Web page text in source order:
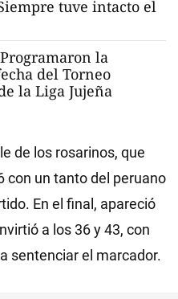
tuve intacto el
Programaron la
del Torneo
la Liga Jujeña
de los rosarinos, que
con un tanto del peruano
En el final, apareció
a los 36 y 43, con
sentenciar el marcador.